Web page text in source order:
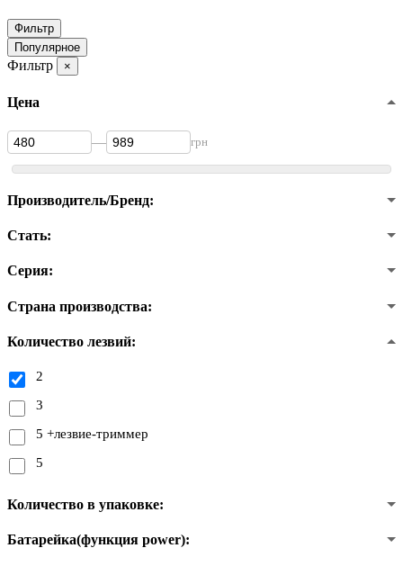
Фильтр
Популярное
Фильтр ×
Цена
— грн
Производитель/Бренд:
Стать:
Серия:
Страна производства:
Количество лезвий:
2
3
5 +лезвие-триммер
5
Количество в упаковке:
Батарейка(функция power):